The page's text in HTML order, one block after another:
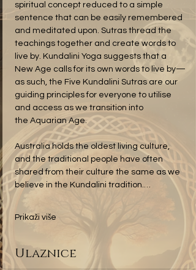
spiritual concept reduced to a simple
sentence that can be easily remembered
and meditated upon. Sutras thread the
teachings together and create words to
live by. Kundalini Yoga suggests that a
New Age calls for its own words to live by—
as such, the Five Kundalini Sutras are our
guiding principles for everyone to utilise
and access as we transition into
the Aquarian Age.
Australia holds the oldest living culture,
and the traditional people have often
shared from their culture the same as we
believe in the Kundalini tradition.…
Prikaži više
Ulaznice